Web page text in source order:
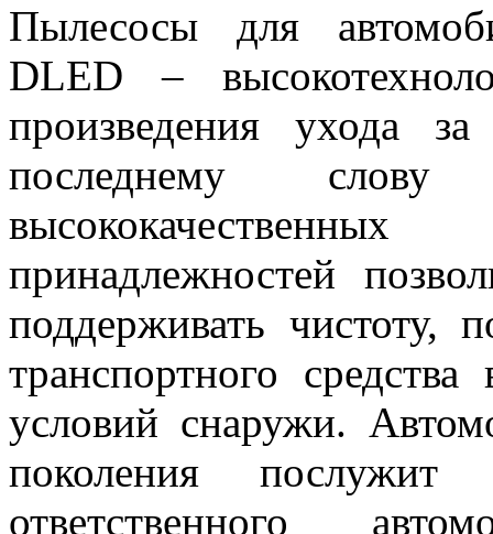
Пылесосы для
DLED
–
произведения ухода
последнему слову
принадлежностей
поддерживать
транспортного
условий снаружи.
поколения
ответственного